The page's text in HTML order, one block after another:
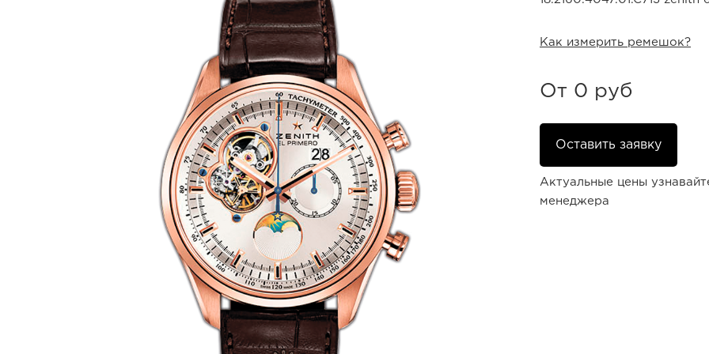
Как измерить ремешок?
От 0 руб
Оставить заявку
Актуальные цены
менеджера
Ремешки для часов Chopard
Ремешки для часов Corum
Ремешки для часов Daniel Roth
Ремешки для часов De Bethune
Ремешки для часов De Grisogono
Ремешки для часов Dewitt
Ремешки для часов Franck Muller